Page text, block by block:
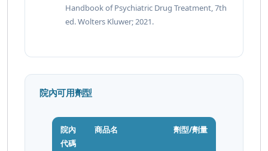
Handbook of Psychiatric Drug Treatment, 7th
ed. Wolters Kluwer; 2021.
院內可用劑型
院內
代碼
商品名 劑型/劑量